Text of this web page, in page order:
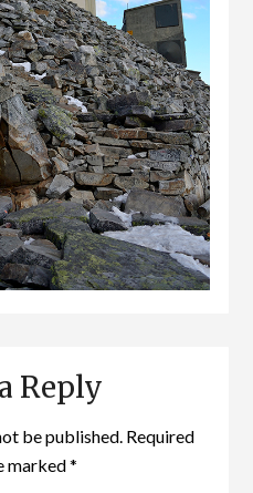
Reply
be published.Required
marked*